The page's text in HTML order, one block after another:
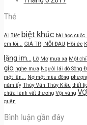
Thẻ
Ai Biệt biệt khúc bài học cuộc
em tôi... GIÁ TRỊ NỖI ĐAU Hồi ức
lặng im... Lỡ Mơ mưa xa Một
gio nghe mưa Người lái đò Sông
một lần... Nợ một mùa đông
năm ấy Thúy Vân Thúy Kiều thất
chữa lành vết thương Vội vàng
quên
Bình luận gần đây